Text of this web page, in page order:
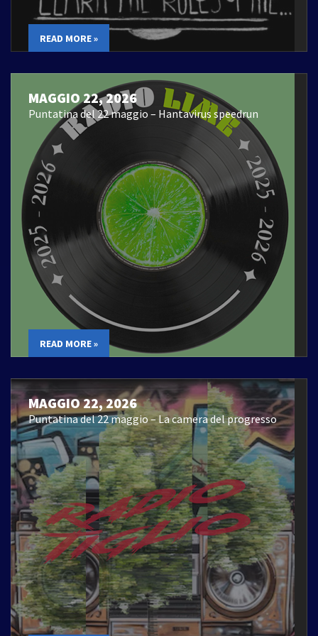
READ MORE »
MAGGIO 22, 2026
Puntatina del 22 maggio – Hantavirus speedrun
READ MORE »
MAGGIO 22, 2026
Puntatina del 22 maggio – La camera del progresso